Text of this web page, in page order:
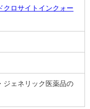
クロサイトインクォー
ジェネリック医薬品の